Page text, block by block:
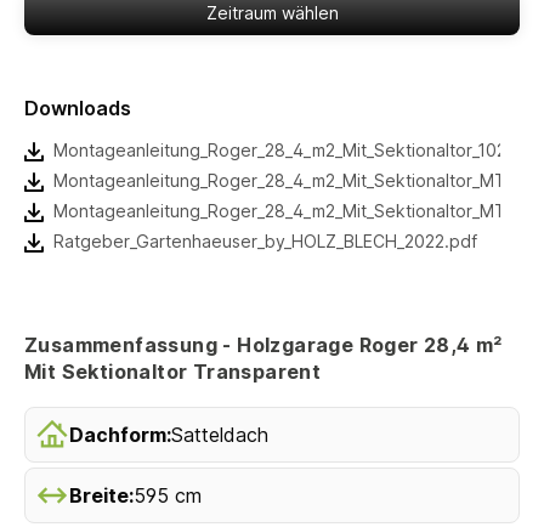
Zeitraum wählen
Downloads
Ratgeber_Gartenhaeuser_by_HOLZ_BLECH_2022.pdf
Zusammenfassung - Holzgarage Roger 28,4 m²
Mit Sektionaltor Transparent
Dachform:Satteldach
Breite:595 cm